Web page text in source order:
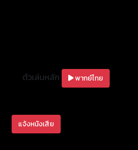
ตัวเล่นหลัก พากย์ไทย
แจ้งหนังเสีย